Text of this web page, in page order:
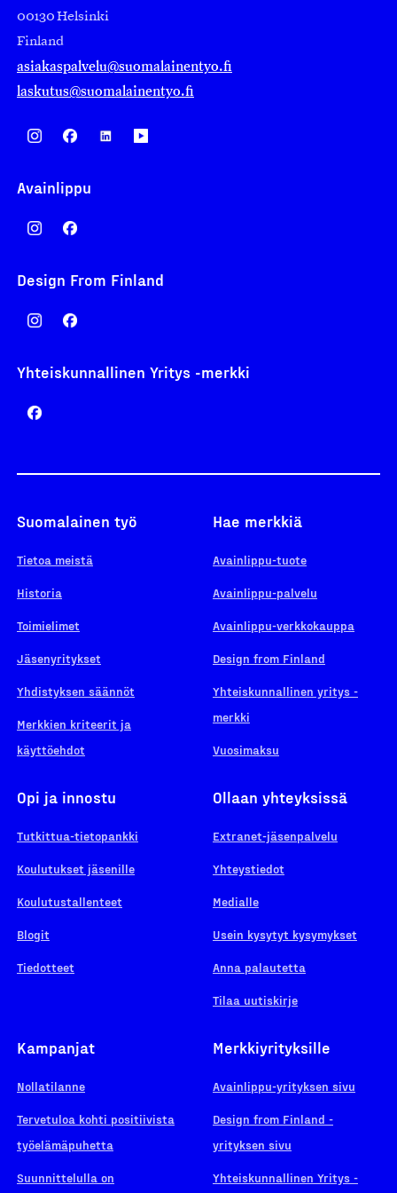
00130 Helsinki
Finland
asiakaspalvelu@suomalainentyo.fi
laskutus@suomalainentyo.fi
Avainlippu
Design From Finland
Yhteiskunnallinen Yritys -merkki
Suomalainen työ
Tietoa meistä
Historia
Toimielimet
Jäsenyritykset
Yhdistyksen säännöt
Merkkien kriteerit ja
käyttöehdot
Hae merkkiä
Avainlippu-tuote
Avainlippu-palvelu
Avainlippu-verkkokauppa
Design from Finland
Yhteiskunnallinen yritys -
merkki
Vuosimaksu
Opi ja innostu
Tutkittua-tietopankki
Koulutukset jäsenille
Koulutustallenteet
Blogit
Tiedotteet
Ollaan yhteyksissä
Extranet-jäsenpalvelu
Yhteystiedot
Medialle
Usein kysytyt kysymykset
Anna palautetta
Tilaa uutiskirje
Kampanjat
Nollatilanne
Tervetuloa kohti positiivista
työelämäpuhetta
Suunnittelulla on
Merkkiyrityksille
Avainlippu-yrityksen sivu
Design from Finland -
yrityksen sivu
Yhteiskunnallinen Yritys -